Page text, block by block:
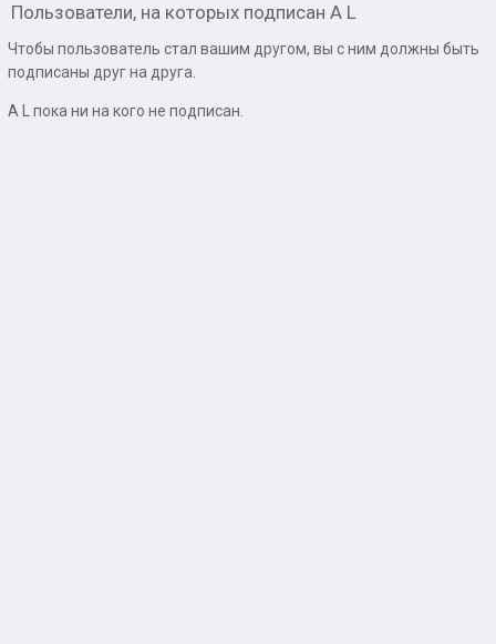
Пользователи, на которых подписан A L
Чтобы пользователь стал вашим другом, вы с ним должны быть
подписаны друг на друга.
A L пока ни на кого не подписан.